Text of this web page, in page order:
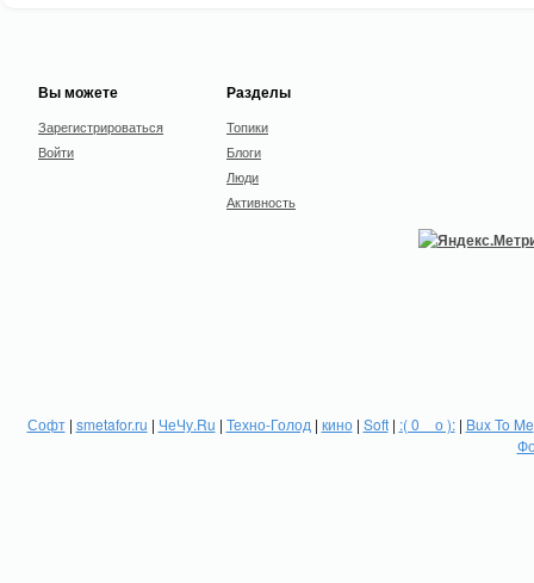
Вы можете
Зарегистрироваться
Войти
Разделы
Топики
Блоги
Люди
Активность
Софт| smetafor.ru | ЧеЧу.Ru | Техно-Голод | кино| Soft| :( 0 _ о ):| Bux To Me